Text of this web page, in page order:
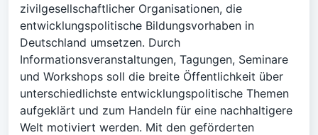
zivilgesellschaftlicher Organisationen, die
entwicklungspolitische Bildungsvorhaben in
Deutschland umsetzen. Durch
Informationsveranstaltungen, Tagungen, Seminare
und Workshops soll die breite Öffentlichkeit über
unterschiedlichste entwicklungspolitische Themen
aufgeklärt und zum Handeln für eine nachhaltigere
Welt motiviert werden. Mit den geförderten